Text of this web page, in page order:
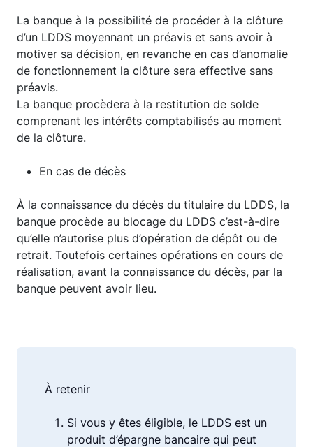
La banque à la possibilité de procéder à la clôture
d’un LDDS moyennant un préavis et sans avoir à
motiver sa décision, en revanche en cas d’anomalie
de fonctionnement la clôture sera effective sans
préavis.
La banque procèdera à la restitution de solde
comprenant les intérêts comptabilisés au moment
de la clôture.
En cas de décès
À la connaissance du décès du titulaire du LDDS, la
banque procède au blocage du LDDS c’est-à-dire
qu’elle n’autorise plus d’opération de dépôt ou de
retrait. Toutefois certaines opérations en cours de
réalisation, avant la connaissance du décès, par la
banque peuvent avoir lieu.
À retenir
Si vous y êtes éligible, le LDDS est un
produit d’épargne bancaire qui peut